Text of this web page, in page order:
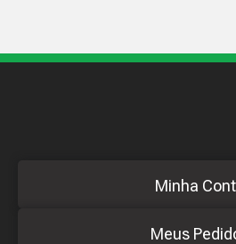
Minha
Meus